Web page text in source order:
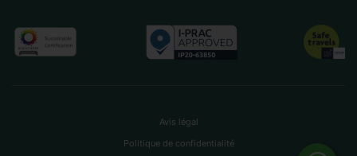
Avis légal
Politique de confidentialité